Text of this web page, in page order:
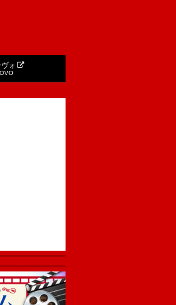
ォ
OVO